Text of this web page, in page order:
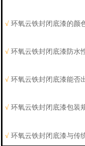
√ 环氧云铁封闭底漆的颜
√ 环氧云铁封闭底漆防水
√ 环氧云铁封闭底漆能否
√ 环氧云铁封闭底漆包装
√ 环氧云铁封闭底漆与传